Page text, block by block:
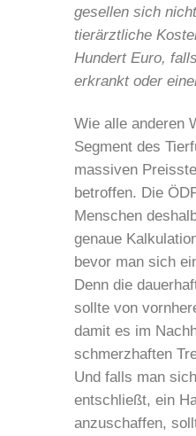
gesellen sich
tierärztliche
Hundert Euro,
erkrankt oder
Wie alle anderen
Segment des
massiven
betroffen. Die
Menschen
genaue
bevor man sich
Denn die
sollte von
damit es im
schmerzhaften
Und falls man
entschließt, ein
anzuschaffen,